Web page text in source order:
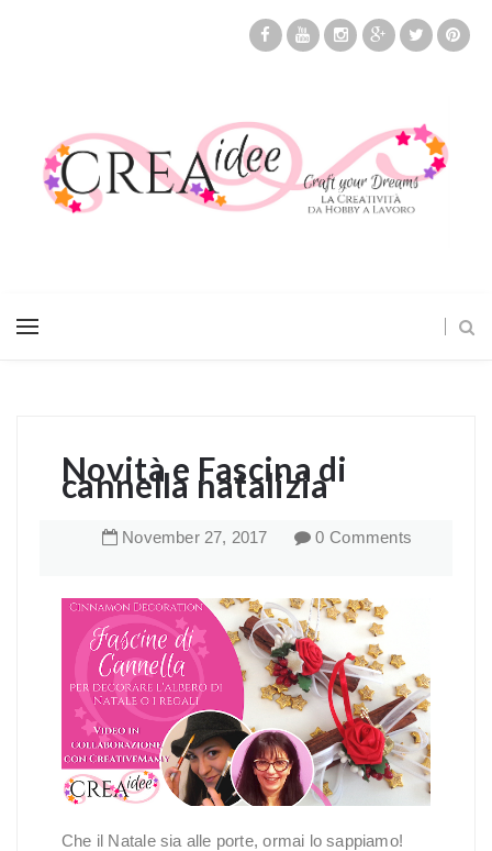
Novità e Fascina di
cannella natalizia
November 27, 2017 0 Comments
Che il Natale sia alle porte, ormai lo sappiamo!